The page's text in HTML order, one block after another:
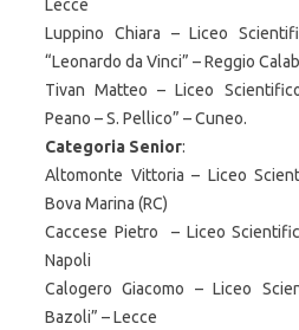
Lecce
Luppino Chiara – Liceo
“Leonardo da Vinci” – Reggio
Tivan Matteo – Liceo
Peano – S. Pellico” – Cuneo.
Categoria Senior:
Altomonte Vittoria – Liceo
Bova Marina (RC)
Caccese Pietro – Liceo
Napoli
Calogero Giacomo – Liceo
Bazoli” – Lecce